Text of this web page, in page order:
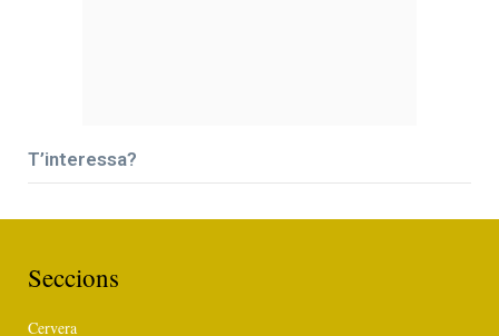
T’interessa?
Seccions
Cervera